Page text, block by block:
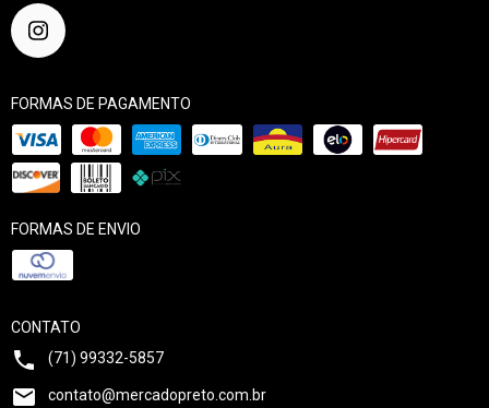
FORMAS DE PAGAMENTO
FORMAS DE ENVIO
CONTATO
(71) 99332-5857
contato@mercadopreto.com.br